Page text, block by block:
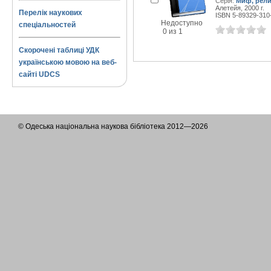
Перелік наукових
спеціальностей
Скорочені таблиці УДК
українською мовою на веб-
сайті UDCS
Недоступно
0 из 1
Алетейя, 2000 г.
ISBN 5-89329-
© Одеська національна наукова бібліотека 2012—2026